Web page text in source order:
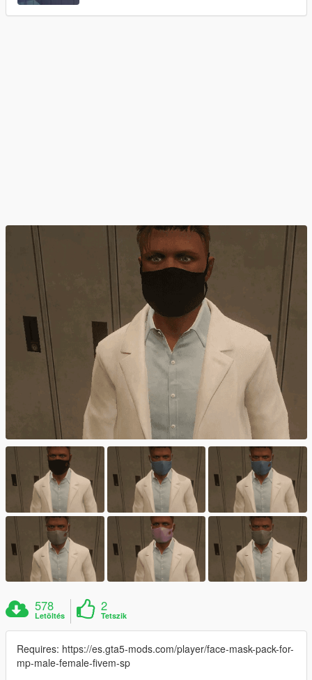
578
Letöltés
2
Tetszik
Requires: https://es.gta5-mods.com/player/face-mask-pack-for-
mp-male-female-fivem-sp